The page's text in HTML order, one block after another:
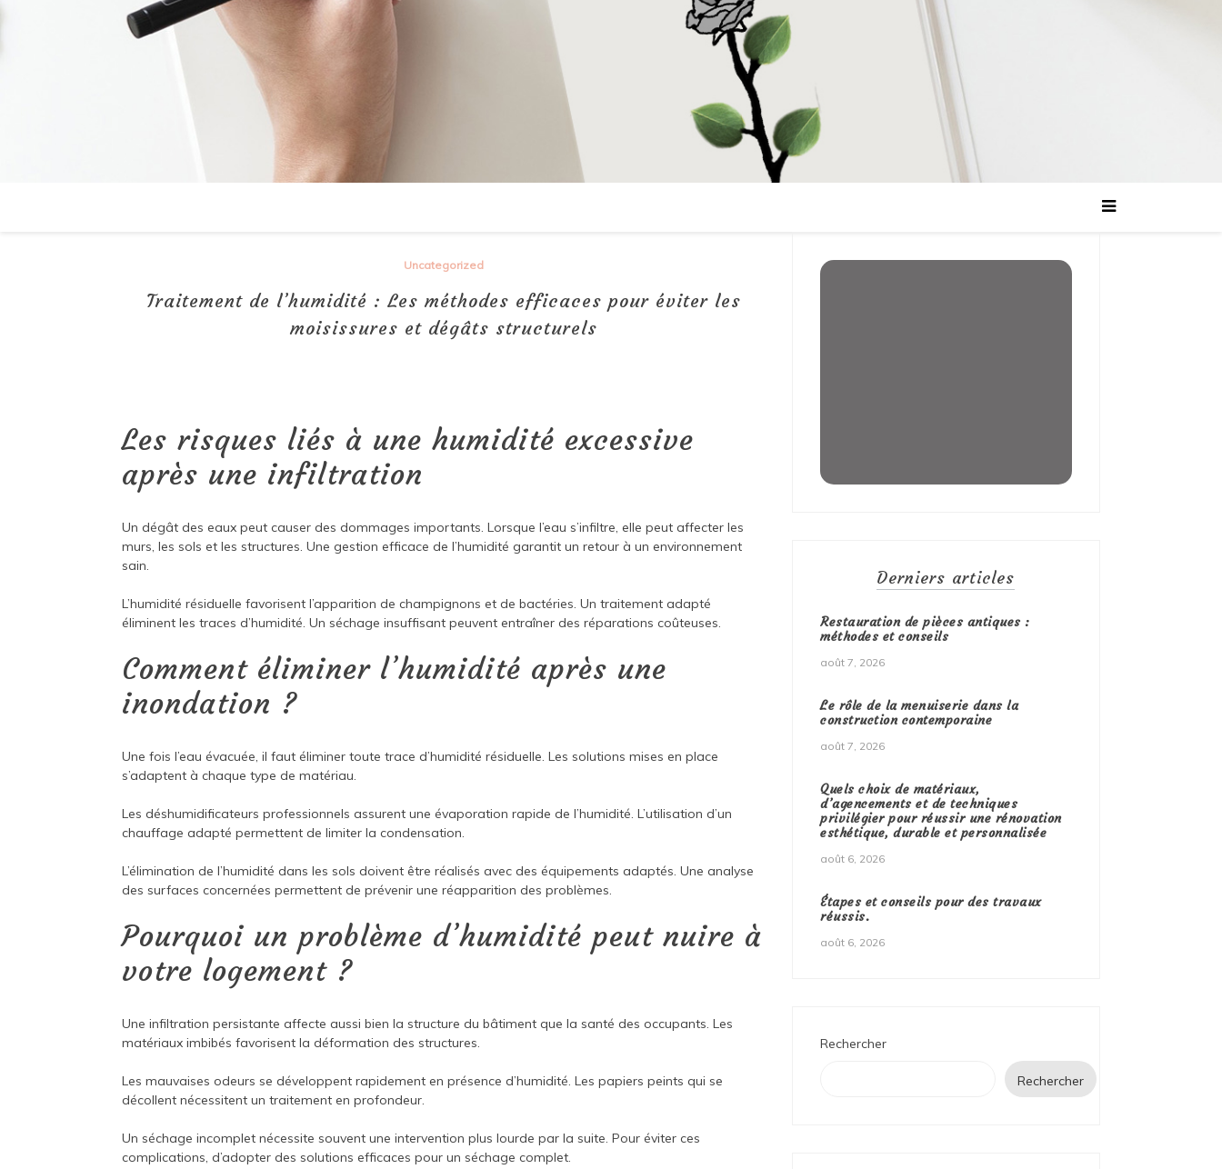
Uncategorized
Traitement de l’humidité : Les méthodes efficaces pour éviter les
moisissures et dégâts structurels
Les risques liés à une humidité excessive
après une infiltration
Un dégât des eaux peut causer des dommages importants. Lorsque l’eau s’infiltre, elle peut affecter les
murs, les sols et les structures. Une gestion efficace de l’humidité garantit un retour à un environnement
sain.
L’humidité résiduelle favorisent l’apparition de champignons et de bactéries. Un traitement adapté
éliminent les traces d’humidité. Un séchage insuffisant peuvent entraîner des réparations coûteuses.
Comment éliminer l’humidité après une
inondation ?
Une fois l’eau évacuée, il faut éliminer toute trace d’humidité résiduelle. Les solutions mises en place
s’adaptent à chaque type de matériau.
Les déshumidificateurs professionnels assurent une évaporation rapide de l’humidité. L’utilisation d’un
chauffage adapté permettent de limiter la condensation.
L’élimination de l’humidité dans les sols doivent être réalisés avec des équipements adaptés. Une analyse
des surfaces concernées permettent de prévenir une réapparition des problèmes.
Pourquoi un problème d’humidité peut nuire à
votre logement ?
Une infiltration persistante affecte aussi bien la structure du bâtiment que la santé des occupants. Les
matériaux imbibés favorisent la déformation des structures.
Les mauvaises odeurs se développent rapidement en présence d’humidité. Les papiers peints qui se
décollent nécessitent un traitement en profondeur.
Un séchage incomplet nécessite souvent une intervention plus lourde par la suite. Pour éviter ces
complications, d’adopter des solutions efficaces pour un séchage complet.
Derniers articles
Restauration de pièces antiques :
méthodes et conseils
août 7, 2026
Le rôle de la menuiserie dans la
construction contemporaine
août 7, 2026
Quels choix de matériaux,
d’agencements et de techniques
privilégier pour réussir une rénovation
esthétique, durable et personnalisée
août 6, 2026
Étapes et conseils pour des travaux
réussis.
août 6, 2026
Rechercher
Rechercher